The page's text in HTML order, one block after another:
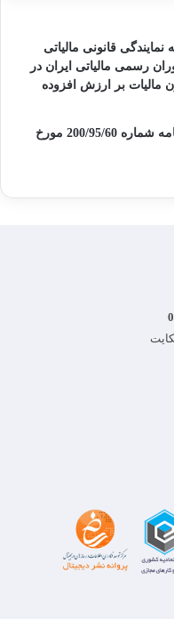
نمایندگی قانونی مالیاتی
رسمی مالیاتی ایران در
اصلاحیه بند ۳ بخشنامه شماره 200/95/60 مورخ